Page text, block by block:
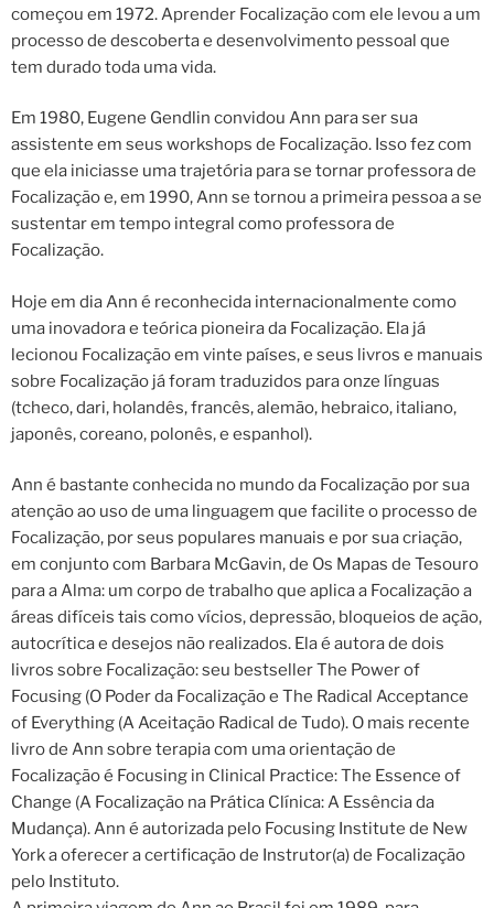
começou em 1972. Aprender Focalização com ele levou a um
processo de descoberta e desenvolvimento pessoal que
tem durado toda uma vida.
Em 1980, Eugene Gendlin convidou Ann para ser sua
assistente em seus workshops de Focalização. Isso fez com
que ela iniciasse uma trajetória para se tornar professora de
Focalização e, em 1990, Ann se tornou a primeira pessoa a se
sustentar em tempo integral como professora de
Focalização.
Hoje em dia Ann é reconhecida internacionalmente como
uma inovadora e teórica pioneira da Focalização. Ela já
lecionou Focalização em vinte países, e seus livros e manuais
sobre Focalização já foram traduzidos para onze línguas
(tcheco, dari, holandês, francês, alemão, hebraico, italiano,
japonês, coreano, polonês, e espanhol).
Ann é bastante conhecida no mundo da Focalização por sua
atenção ao uso de uma linguagem que facilite o processo de
Focalização, por seus populares manuais e por sua criação,
em conjunto com Barbara McGavin, de Os Mapas de Tesouro
para a Alma: um corpo de trabalho que aplica a Focalização a
áreas difíceis tais como vícios, depressão, bloqueios de ação,
autocrítica e desejos não realizados. Ela é autora de dois
livros sobre Focalização: seu bestseller The Power of
Focusing (O Poder da Focalização e The Radical Acceptance
of Everything (A Aceitação Radical de Tudo). O mais recente
livro de Ann sobre terapia com uma orientação de
Focalização é Focusing in Clinical Practice: The Essence of
Change (A Focalização na Prática Clínica: A Essência da
Mudança). Ann é autorizada pelo Focusing Institute de New
York a oferecer a certificação de Instrutor(a) de Focalização
pelo Instituto.